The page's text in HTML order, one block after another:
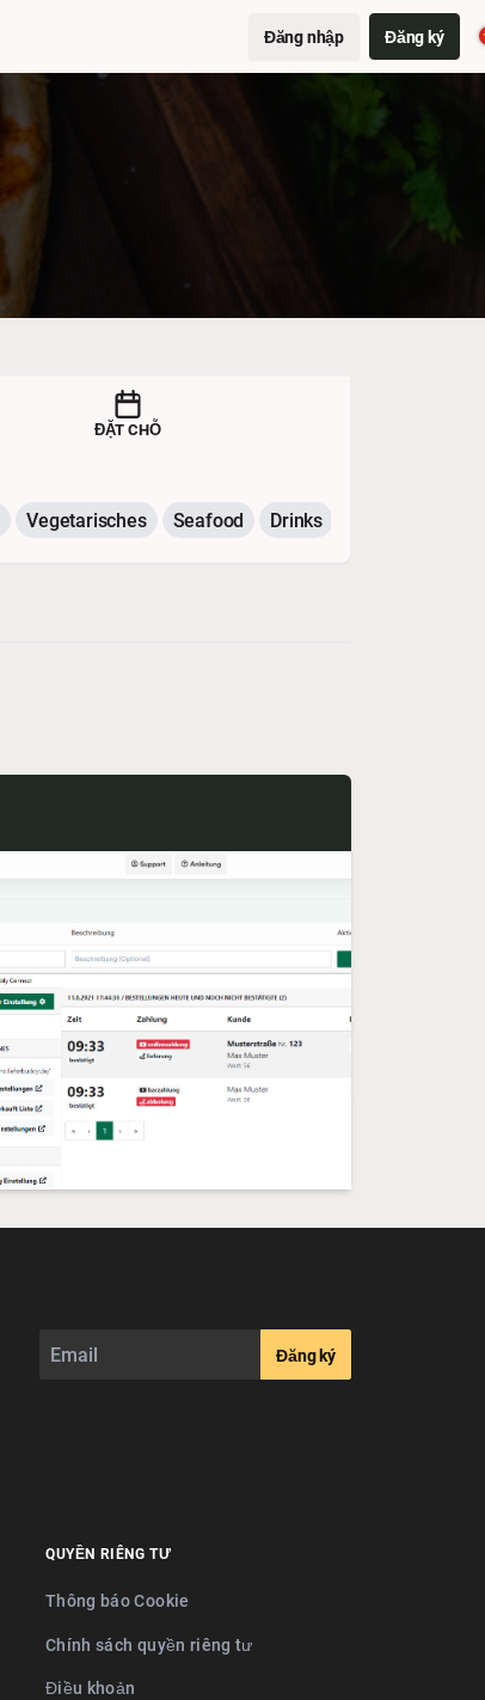
Đăng nhập Đăng ký
ĐẶT CHỖ
Vegetarisches Seafood Drinks
Đăng ký
QUYỀN RIÊNG TƯ
Thông báo Cookie
Chính sách quyền riêng tư
Điều khoản